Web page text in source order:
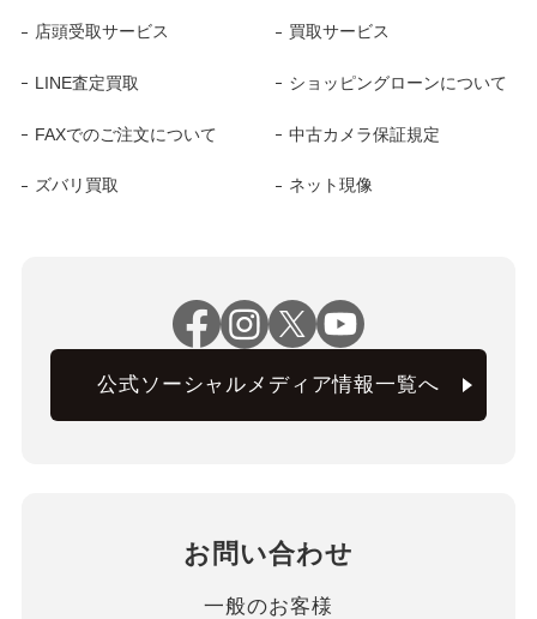
店頭受取サービス 買取サービス
LINE査定買取 ショッピングローンについて
FAXでのご注文について 中古カメラ保証規定
ズバリ買取 ネット現像
公式ソーシャルメディア情報一覧へ
お問い合わせ
一般のお客様